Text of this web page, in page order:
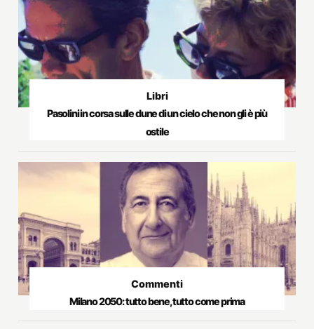
Libri
Pasolini in corsa sulle dune di un cielo che non gli è più
ostile
Commenti
Milano 2050: tutto bene, tutto come prima